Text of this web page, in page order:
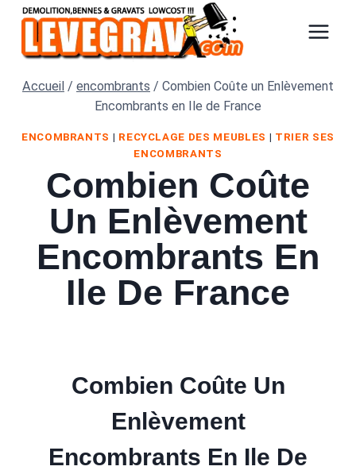
Aller
contenu
Accueil / encombrants / Combien Coûte un Enlèvement
Encombrants en Ile de France
ENCOMBRANTS | RECYCLAGE DES MEUBLES | TRIER SES
ENCOMBRANTS
Combien Coûte
Un Enlèvement
Encombrants En
Ile De France
Combien Coûte Un
Enlèvement
Encombrants En Ile De